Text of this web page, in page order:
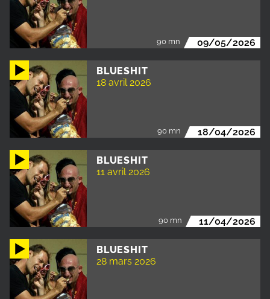
90 mn 09/05/2026
BLUESHIT
18 avril 2026
90 mn 18/04/2026
BLUESHIT
11 avril 2026
90 mn 11/04/2026
BLUESHIT
28 mars 2026